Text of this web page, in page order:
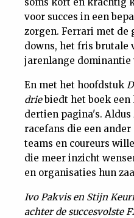
voor succes in een
zorgen. Ferrari met de
downs, het fris brutale
jarenlange dominantie
En met het hoofdstuk
driebiedt het boek een
dertien pagina's.
racefans die een
teams en coureurs
die meer inzicht
en organisaties hun
Ivo Pakvis en Stijn
achter de succesvolste